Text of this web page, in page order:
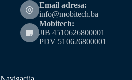
Email adresa:
info@mobitech.ba
Mobitech:
JIB 4510626800001
PDV 510626800001